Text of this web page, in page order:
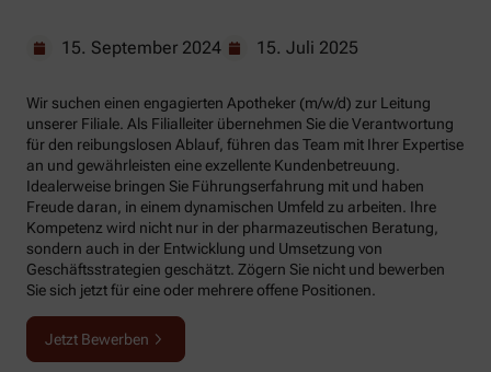
15. September 2024 15. Juli 2025
Wir suchen einen engagierten Apotheker (m/w/d) zur Leitung
unserer Filiale. Als Filialleiter übernehmen Sie die Verantwortung
für den reibungslosen Ablauf, führen das Team mit Ihrer Expertise
an und gewährleisten eine exzellente Kundenbetreuung.
Idealerweise bringen Sie Führungserfahrung mit und haben
Freude daran, in einem dynamischen Umfeld zu arbeiten. Ihre
Kompetenz wird nicht nur in der pharmazeutischen Beratung,
sondern auch in der Entwicklung und Umsetzung von
Geschäftsstrategien geschätzt. Zögern Sie nicht und bewerben
Sie sich jetzt für eine oder mehrere offene Positionen.
Jetzt Bewerben